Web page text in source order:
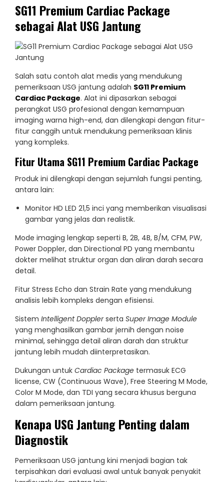
SG11 Premium Cardiac Package
sebagai Alat USG Jantung
Salah satu contoh alat medis yang mendukung
pemeriksaan USG jantung adalah SG11 Premium
Cardiac Package. Alat ini dipasarkan sebagai
perangkat USG profesional dengan kemampuan
imaging warna high-end, dan dilengkapi dengan fitur-
fitur canggih untuk mendukung pemeriksaan klinis
yang kompleks.
Fitur Utama SG11 Premium Cardiac Package
Produk ini dilengkapi dengan sejumlah fungsi penting,
antara lain:
Monitor HD LED 21,5 inci yang memberikan visualisasi
gambar yang jelas dan realistik.
Mode imaging lengkap seperti B, 2B, 4B, B/M, CFM, PW,
Power Doppler, dan Directional PD yang membantu
dokter melihat struktur organ dan aliran darah secara
detail.
Fitur Stress Echo dan Strain Rate yang mendukung
analisis lebih kompleks dengan efisiensi.
Sistem Intelligent Dopplerserta Super Image Module
yang menghasilkan gambar jernih dengan noise
minimal, sehingga detail aliran darah dan struktur
jantung lebih mudah diinterpretasikan.
Dukungan untuk Cardiac Package termasuk ECG
license, CW (Continuous Wave), Free Steering M Mode,
Color M Mode, dan TDI yang secara khusus berguna
dalam pemeriksaan jantung.
Kenapa USG Jantung Penting dalam
Diagnostik
Pemeriksaan USG jantung kini menjadi bagian tak
terpisahkan dari evaluasi awal untuk banyak penyakit